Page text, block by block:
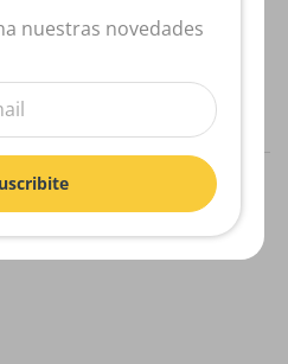
de los pequeños grandes
nuestras novedades